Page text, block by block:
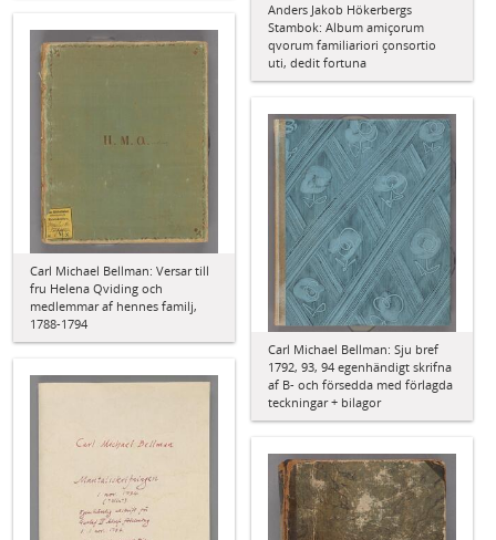
Anders Jakob Hökerbergs
Stambok: Album amiçorum
qvorum familiariori çonsortio
uti, dedit fortuna
Carl Michael Bellman: Versar till
fru Helena Qviding och
medlemmar af hennes familj,
1788-1794
Carl Michael Bellman: Sju bref
1792, 93, 94 egenhändigt skrifna
af B- och försedda med förlagda
teckningar + bilagor